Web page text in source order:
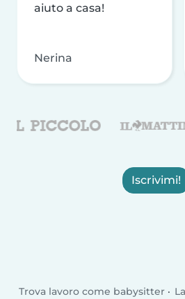
aiuto a casa!
Nerina
Iscrivimi!
Trova lavoro come babysitter